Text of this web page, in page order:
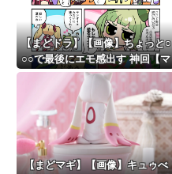
【まどドラ】【画像】ちょっと○
○○で最後にエモ感出す 神回【マ
ギア☆エトセトラ 第94話】
【まどマギ】【画像】キュゥべ